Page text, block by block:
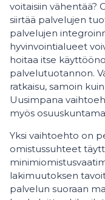
voitaisiin vähentää?
siirtää palvelujen
palvelujen
hyvinvointialueet
hoitaa itse
palvelutuotannon.
ratkaisu, samoin
Uusimpana
myös
Yksi vaihtoehto on
omistussuhteet
lakimuutoksen
palvelun suoraan